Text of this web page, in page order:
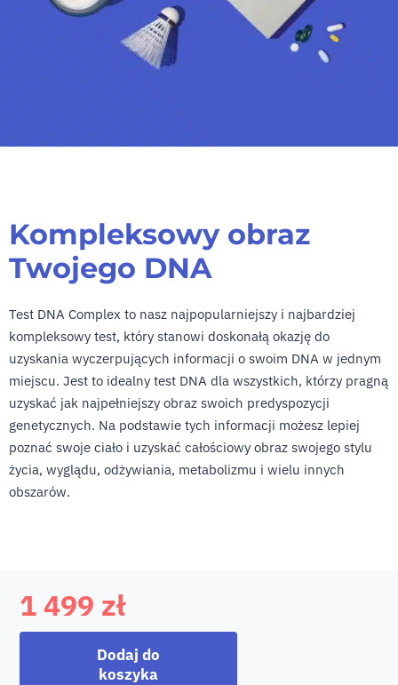
Kompleksowy obraz
Twojego DNA
Test DNA Complex to nasz najpopularniejszy i najbardziej
kompleksowy test, który stanowi doskonałą okazję do
uzyskania wyczerpujących informacji o swoim DNA w jednym
miejscu. Jest to idealny test DNA dla wszystkich, którzy pragną
uzyskać jak najpełniejszy obraz swoich predyspozycji
genetycznych. Na podstawie tych informacji możesz lepiej
poznać swoje ciało i uzyskać całościowy obraz swojego stylu
życia, wyglądu, odżywiania, metabolizmu i wielu innych
obszarów.
1 499 zł
Dodaj do
koszyka